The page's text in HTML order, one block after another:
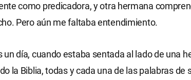
como predicadora, y otra hermana
Pero aún me faltaba entendimiento.
un día, cuando estaba sentada al lado de una
la Biblia, todas y cada una de las palabras de